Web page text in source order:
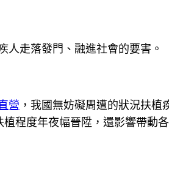
走落發門、融進社會的要害。
營 ，我國無妨礙周遭的狀況扶植
植程度年夜幅晉陞，還影響帶動